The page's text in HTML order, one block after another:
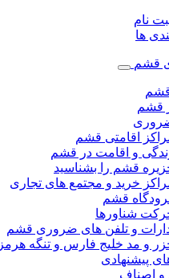
نام
ها
قشم
قشم
اقامتی قشم
و اقامت در قشم
قشم را بشناسید
خرید و مجتمع های تجاری
قشم
شناورها
و تلفن های ضروری قشم
و مد خلیج فارس و تنگه هرمز
پیشنهادی
اصناف